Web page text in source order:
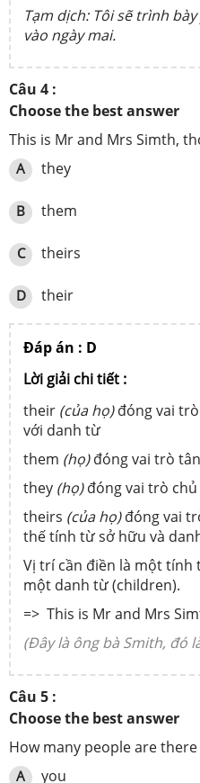
Tạm dịch: Tôi sẽ trình
vào ngày mai.
Câu 4 :
Choose the best answer
This is Mr and Mrs Simth,
A they
B them
C theirs
D their
Đáp án : D
Lời giải chi tiết :
their (của họ)đóng vai
với danh từ
them (họ)đóng vai trò
they (họ)đóng vai trò chủ
theirs (của họ)đóng vai
thế tính từ sở hữu và
Vị trí cần điền là một tính
một danh từ (children).
=> This is Mr and Mrs
(Đây là ông bà Smith, đó
Câu 5 :
Choose the best answer
How many people are there
A you